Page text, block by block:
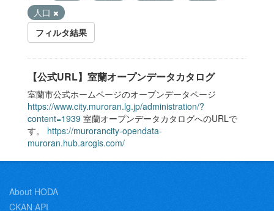
人口
フィルタ結果
【公式URL】室蘭オープンデータカタログ
室蘭市公式ホームページのオープンデータページ
https://www.city.muroran.lg.jp/administration/?
content=1939 室蘭オープンデータカタログへのURLで
す。 https://murorancity-opendata-
muroran.hub.arcgis.com/
About HODA
CKAN API